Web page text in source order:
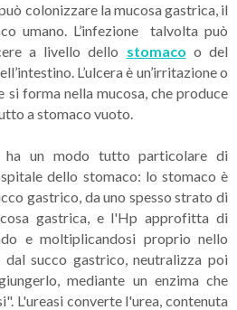
colonizzare la mucosa gastrica, il
umano. L’infezione talvolta può
a livello dello stomaco o del
L’ulcera è un’irritazione o
forma nella mucosa, che produce
a stomaco vuoto.
ha un modo tutto particolare di
dello stomaco: lo stomaco è
gastrico, da uno spesso strato di
gastrica, e l'Hp approfitta di
e moltiplicandosi proprio nello
succo gastrico, neutralizza poi
mediante un enzima che
L'ureasi converte l'urea, contenuta